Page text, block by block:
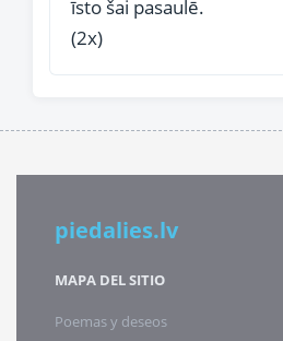
īsto šai pasaulē.
(2x)
piedalies.lv
MAPA DEL SITIO
Poemas y deseos